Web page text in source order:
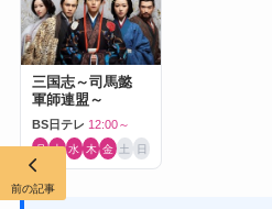
三国志～司馬懿
軍師連盟～
BS日テレ 12:00～
月 火 水 木 金 土 日
前の記事